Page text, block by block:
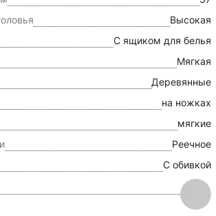
Высокая
С ящиком для белья
Мягкая
Деревянные
на ножках
мягкие
Реечное
С обивкой